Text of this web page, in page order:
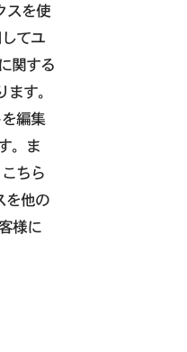
スを使
てユ
関する
す。
編集
。ま
ちら
を他の
様に